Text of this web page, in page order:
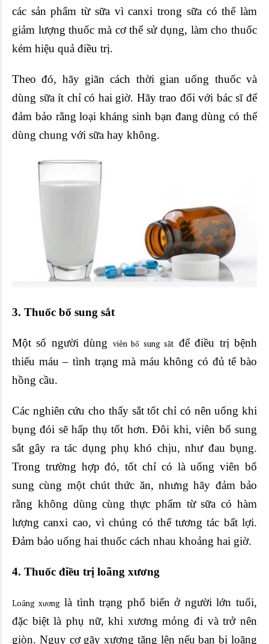
các sản phẩm từ sữa vì canxi trong sữa có thể làm
giảm lượng thuốc mà cơ thể sử dụng, làm cho thuốc
kém hiệu quả điều trị.
Theo đó, hãy giãn cách thời gian uống thuốc và
dùng sữa ít chỉ có hai giờ. Hãy trao đổi với bác sĩ để
đảm bảo rằng loại kháng sinh bạn đang dùng có thể
dùng chung với sữa hay không.
3. Thuốc bổ sung sắt
Một số người dùng viên bổ sung sắt để điều trị bệnh
thiếu máu – tình trạng mà máu không có đủ tế bào
hồng cầu.
Các nghiên cứu cho thấy sắt tốt chỉ có nên uống khi
bụng đói sẽ hấp thụ tốt hơn. Đôi khi, viên bổ sung
sắt gây ra tác dụng phụ khó chịu, như đau bụng.
Trong trường hợp đó, tốt chỉ có là uống viên bổ
sung cùng một chút thức ăn, nhưng hãy đảm bảo
rằng không dùng cùng thực phẩm từ sữa có hàm
lượng canxi cao, vì chúng có thể tương tác bất lợi.
Đảm bảo uống hai thuốc cách nhau khoảng hai giờ.
4. Thuốc điều trị loãng xương
Loãng xươnglà tình trạng phổ biến ở người lớn tuổi,
đặc biệt là phụ nữ, khi xương mỏng đi và trở nên
giòn. Nguy cơ gãy xương tăng lên nếu bạn bị loãng